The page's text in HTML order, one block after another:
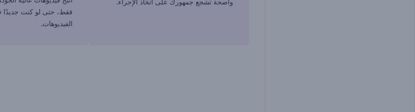
واضحة تشجع جمهورك على اتخاذ الإجراء.
فقط، حتى لو كنت جديدًا
الفيديوهات.